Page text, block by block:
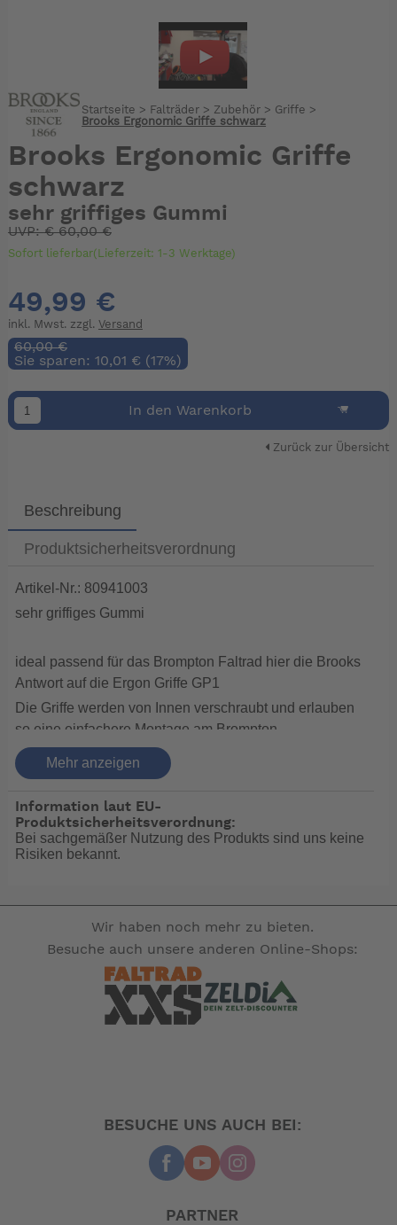
Startseite > Falträder > Zubehör > Griffe >
Brooks Ergonomic Griffe schwarz
Brooks Ergonomic Griffe
schwarz
sehr griffiges Gummi
UVP:€60,00 €
Sofort lieferbar(Lieferzeit: 1-3 Werktage)
49,99 €
inkl. Mwst. zzgl. Versand
60,00 €
Sie sparen: 10,01 € (17%)
In den Warenkorb
Zurück zur Übersicht
Beschreibung
Produktsicherheitsverordnung
Artikel-Nr.: 80941003
sehr griffiges Gummi
ideal passend für das Brompton Faltrad hier die Brooks
Antwort auf die Ergon Griffe GP1
Die Griffe werden von Innen verschraubt und erlauben
so eine einfachere Montage am Brompton.
Sie sind von unten und oben optimal geriffelt so ist ein
fester Griff gewährleistet. Zur Montage einfach die
versetzten.
Die Endstücke sind aus schwarz eloxiertem Metall mit
weissem Brooks Logo und geben dem Griff den
-- Auf Produktfotos angezeigte Dekorationsartikel
gehören nicht zum Leistungsumfang. --
Mehr anzeigen
Information laut EU-
Produktsicherheitsverordnung:
Bei sachgemäßer Nutzung des Produkts sind uns keine
Risiken bekannt.
Wir haben noch mehr zu bieten.
Besuche auch unsere anderen Online-Shops:
BESUCHE UNS AUCH BEI:
PARTNER